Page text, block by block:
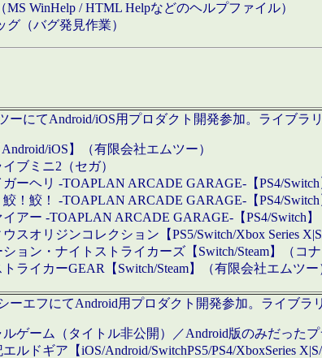
WinHelp / HTML Helpなどのヘルプファイル）
（バグ発見作業）
ーにてAndroid/iOS用プロダクト開発参加。ライブラ
iOS】（有限会社エムツー）
ブミニ2（セガ）
ーヘリ -TOAPLAN ARCADE GARAGE-【PS4/Switch
！鮫！ -TOAPLAN ARCADE GARAGE-【PS4/Switch
アー -TOAPLAN ARCADE GARAGE-【PS4/Switch】
スオリジンコレクション【PS5/Switch/Xbox Series
ョン・ナイトストライカーズ【Switch/Steam】（コナ
ライカーGEAR【Switch/Steam】（有限会社エムツー
ーエフにてAndroid用プロダクト開発参加。ライブラ
ルゲーム（タイトル非公開）／Android版のみだった
ルドギア【iOS/Android/SwitchPS5/PS4/XboxSeries